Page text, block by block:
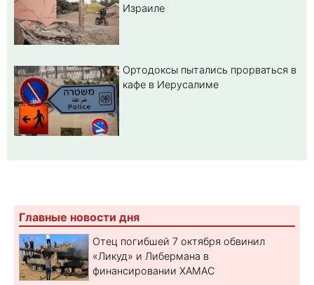
Израиле
Ортодоксы пытались прорваться в
кафе в Иерусалиме
Главные новости дня
Отец погибшей 7 октября обвинил
«Ликуд» и Либермана в
финансировании ХАМАС